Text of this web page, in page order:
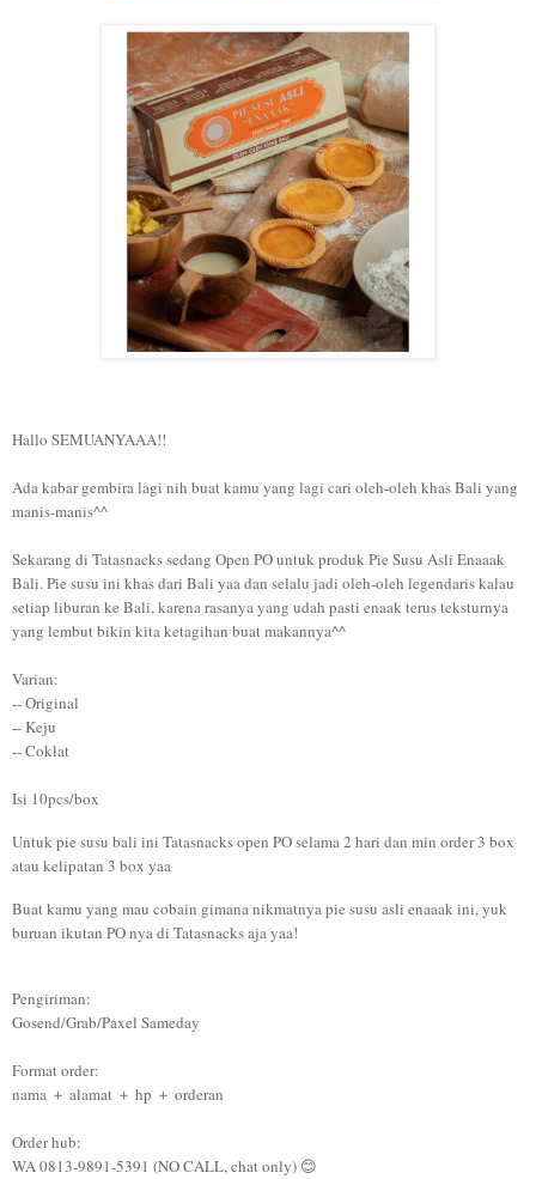
Hallo SEMUANYAAA!!
Ada kabar gembira lagi nih buat kamu yang lagi cari oleh-oleh khas Bali yang
manis-manis^^
Sekarang di Tatasnacks sedang Open PO untuk produk Pie Susu Asli Enaaak
Bali. Pie susu ini khas dari Bali yaa dan selalu jadi oleh-oleh legendaris kalau
setiap liburan ke Bali, karena rasanya yang udah pasti enaak terus teksturnya
yang lembut bikin kita ketagihan buat makannya^^
Varian:
-- Original
-- Keju
-- Coklat
Isi 10pcs/box
Untuk pie susu bali ini Tatasnacks open PO selama 2 hari dan min order 3 box
atau kelipatan 3 box yaa
Buat kamu yang mau cobain gimana nikmatnya pie susu asli enaaak ini, yuk
buruan ikutan PO nya di Tatasnacks aja yaa!
Pengiriman:
Gosend/Grab/Paxel Sameday
Format order:
nama ＋ alamat ＋ hp ＋ orderan
Order hub:
WA 0813-9891-5391 (NO CALL, chat only) 😊